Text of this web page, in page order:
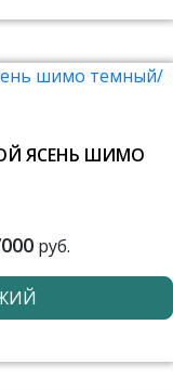
ЯСЕНЬ ШИМО
руб.